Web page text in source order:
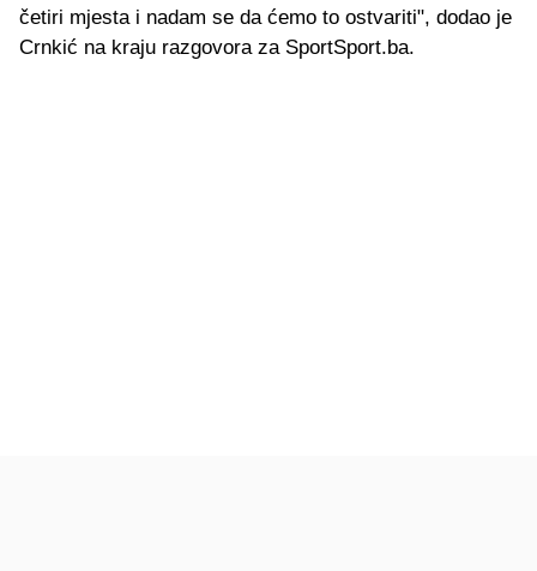
četiri mjesta i nadam se da ćemo to ostvariti", dodao je
Crnkić na kraju razgovora za SportSport.ba.